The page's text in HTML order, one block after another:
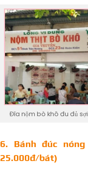
Đĩa nộm bò khô đu đủ
6. Bánh đúc
25.000đ/bát)